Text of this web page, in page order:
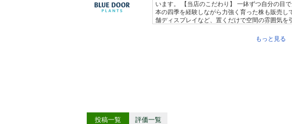
います。 【当店のこだわり】 一鉢ずつ自分の目
本の四季を経験しながら力強く育った株も販売
舗ディスプレイなど、置くだけで空間の雰囲気
に大きな一鉢」 「玄関やデスク用に小さなグリ
もっと見る
投稿一覧 評価一覧